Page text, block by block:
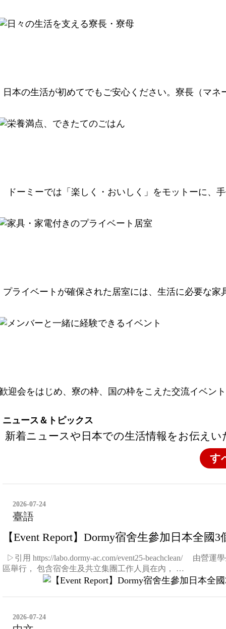
日本の生活が初めてでもご安心ください。寮長（マ
ドーミーでは「楽しく・おいしく」をモットーに、
プライベートが確保された居室には、生活に必要な
迎会をはじめ、寮の枠、国の枠をこえた交流イベン
ニュース＆トピックス
新着ニュースや日本での生活情報をお伝えい
す
2026-07-24
臺語
【Event Report】Dormy宿舍生參加日本全國
▷引用 https://labo.dormy-ac.com/event25-beachclean/ 由營
區舉行， 包含宿舍生及共立集團工作人員在內， …
2026-07-24